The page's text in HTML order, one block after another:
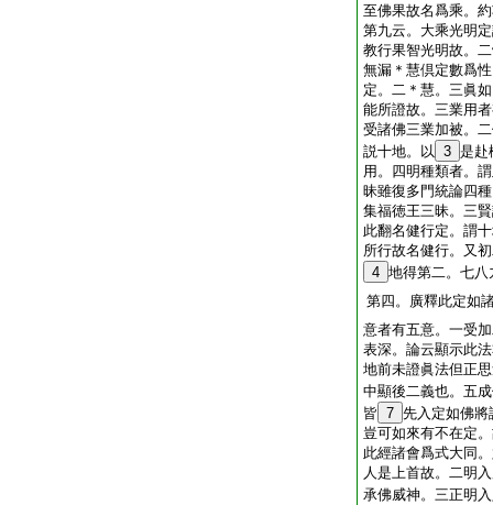
至佛果故名爲乘。
第九云。大乘光明
教行果智光明故。
無漏＊慧倶定數爲
定。二＊慧。三眞
能所證故。三業用
受諸佛三業加被。
説十地。以 3 是赴
用。四明種類者。
昧雖復多門統論四
集福徳王三昧。三
此翻名健行定。謂
所行故名健行。又
4 地得第二。七
第四。廣釋此定如
意者有五意。一受
表深。論云顯示此
地前未證眞法但正
中顯後二義也。五
皆 7 先入定如佛將
豈可如來有不在定
此經諸會爲式大同
人是上首故。二明
承佛威神。三正明